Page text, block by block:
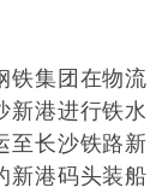
集团在物流
新港进行铁水
至长沙铁路新
新港码头装船